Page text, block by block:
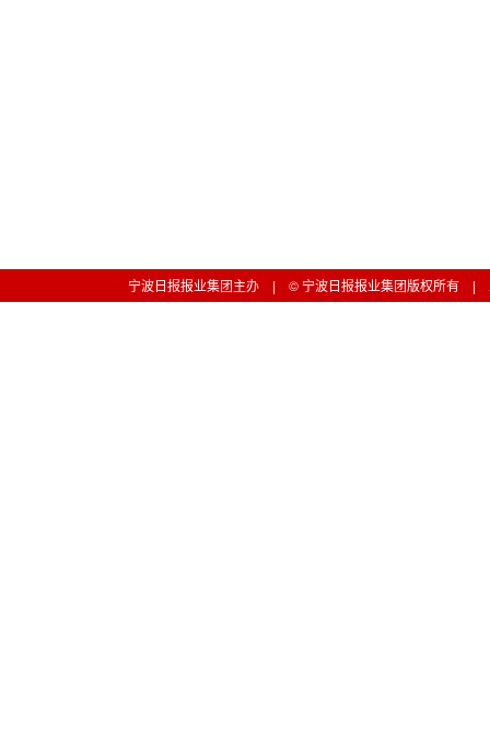
宁波日报报业集团主办 | © 宁波日报报业集团版权所有 |